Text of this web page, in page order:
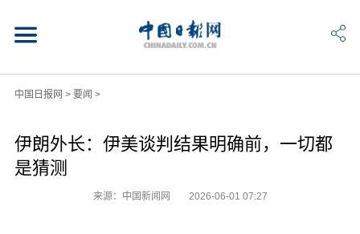
中国日报网 > 要闻 >
伊朗外长：伊美谈判结果明确前，一切都
是猜测
来源：中国新闻网 2026-06-01 07:27